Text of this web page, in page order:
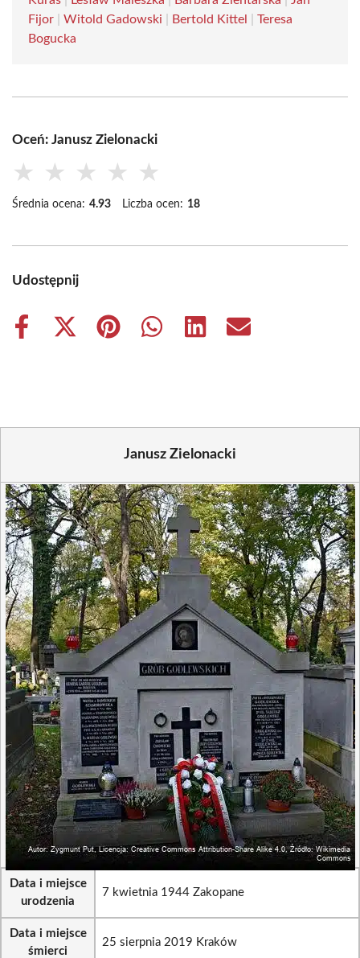
Fijor
Witold Gadowski Bertold Kittel
Teresa
Bogucka
Oceń: Janusz Zielonacki
★ ★ ★ ★ ★
Średnia ocena: 4.93 Liczba ocen: 18
Udostępnij
Share
Share
Share
Share
Share
Share
Janusz Zielonacki
Data i miejsce
urodzenia
7 kwietnia 1944 Zakopane
Data i miejsce
śmierci
25 sierpnia 2019 Kraków